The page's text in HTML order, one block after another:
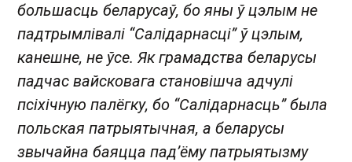
большасць беларусаў, бо яны ў цэлым не
падтрымлівалі “Салідарнасці” ў цэлым,
канешне, не ўсе. Як грамадства беларусы
падчас вайсковага становішча адчулі
псіхічную палёгку, бо “Салідарнасць” была
польская патрыятычная, а беларусы
звычайна баяцца пад’ёму патрыятызму